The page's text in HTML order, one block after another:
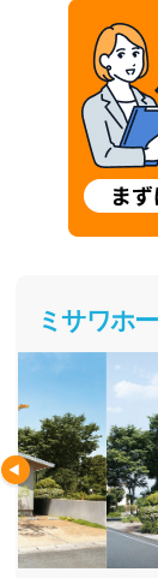
ミサワホ